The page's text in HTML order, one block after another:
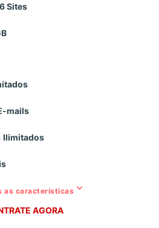
6 Sites
mails
Ilimitados
as características keyboard_arrow_down
AGORA